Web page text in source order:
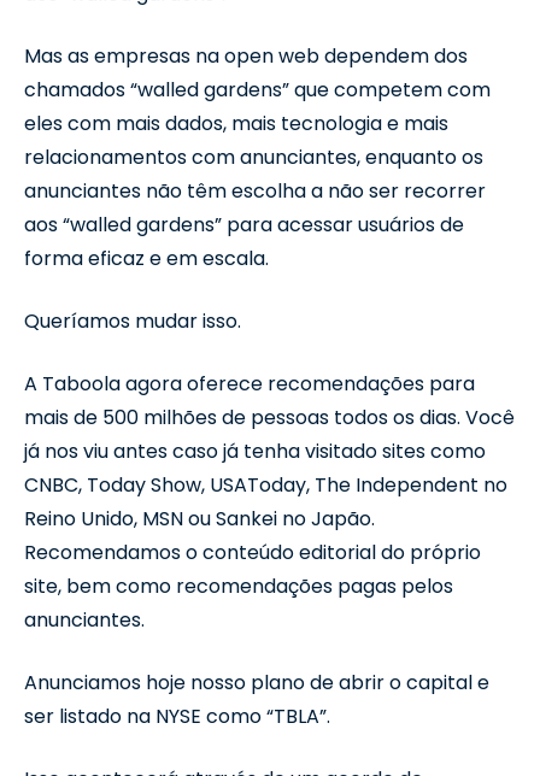
Mas as empresas na open web dependem dos
chamados “walled gardens” que competem com
eles com mais dados, mais tecnologia e mais
relacionamentos com anunciantes, enquanto os
anunciantes não têm escolha a não ser recorrer
aos “walled gardens” para acessar usuários de
forma eficaz e em escala.
Queríamos mudar isso.
A Taboola agora oferece recomendações para
mais de 500 milhões de pessoas todos os dias. Você
já nos viu antes caso já tenha visitado sites como
CNBC, Today Show, USAToday, The Independent no
Reino Unido, MSN ou Sankei no Japão.
Recomendamos o conteúdo editorial do próprio
site, bem como recomendações pagas pelos
anunciantes.
Anunciamos hoje nosso plano de abrir o capital e
ser listado na NYSE como “TBLA”.